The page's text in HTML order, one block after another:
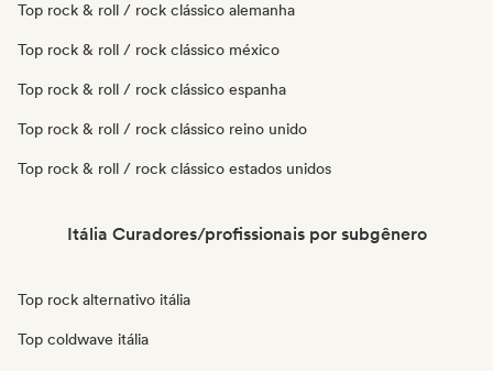
Top rock & roll / rock clássico alemanha
Top rock & roll / rock clássico méxico
Top rock & roll / rock clássico espanha
Top rock & roll / rock clássico reino unido
Top rock & roll / rock clássico estados unidos
Itália Curadores/profissionais por subgênero
Top rock alternativo itália
Top coldwave itália